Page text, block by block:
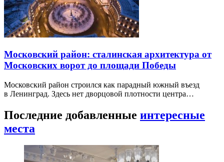
Московский район: сталинская архитектура от
Московских ворот до площади Победы
Московский район строился как парадный южный въезд
в Ленинград. Здесь нет дворцовой плотности центра…
Последние добавленные интересные
места